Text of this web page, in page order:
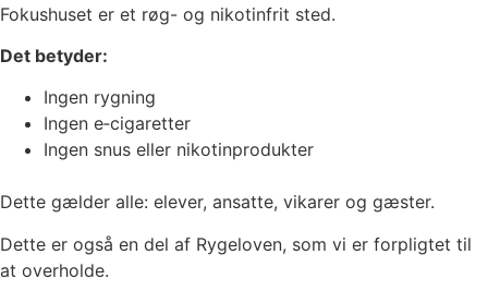
Fokushuset er et røg- og nikotinfrit sted.
Det betyder:
Ingen rygning
Ingen e‑cigaretter
Ingen snus eller nikotinprodukter
Dette gælder alle: elever, ansatte, vikarer og gæster.
Dette er også en del af Rygeloven, som vi er forpligtet til
at overholde.